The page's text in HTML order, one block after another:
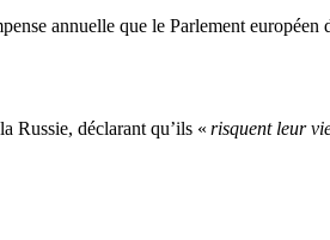
annuelle que le Parlement européen
Russie, déclarant qu’ils « risquent leur